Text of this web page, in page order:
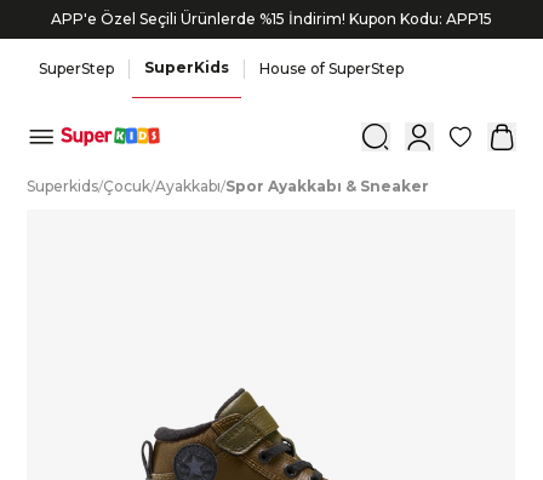
APP'e Özel Seçili Ürünlerde %15 İndirim! Kupon Kodu: APP15
SuperStep SuperKids House of SuperStep
0
Superkids/Çocuk/Ayakkabı/Spor Ayakkabı & Sneaker